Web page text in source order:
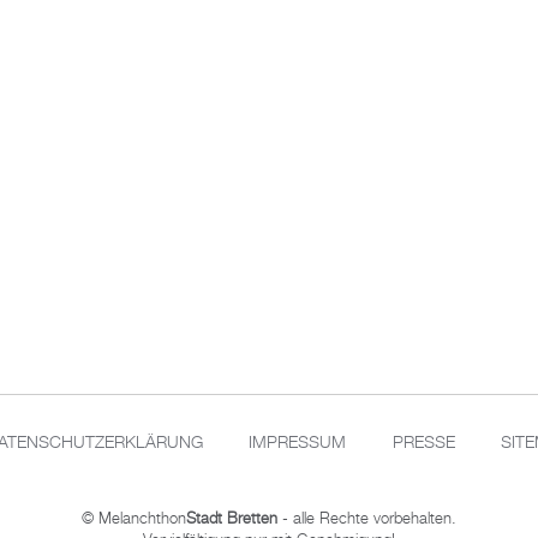
IMPRESSUM PRESSE
© MelanchthonStadt Bretten - alle Rechte vorbehalten.